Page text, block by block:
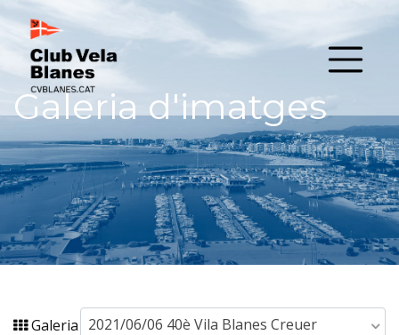
Galeria d'imatges
Galeria 2021/06/06 40è Vila Blanes Creuer